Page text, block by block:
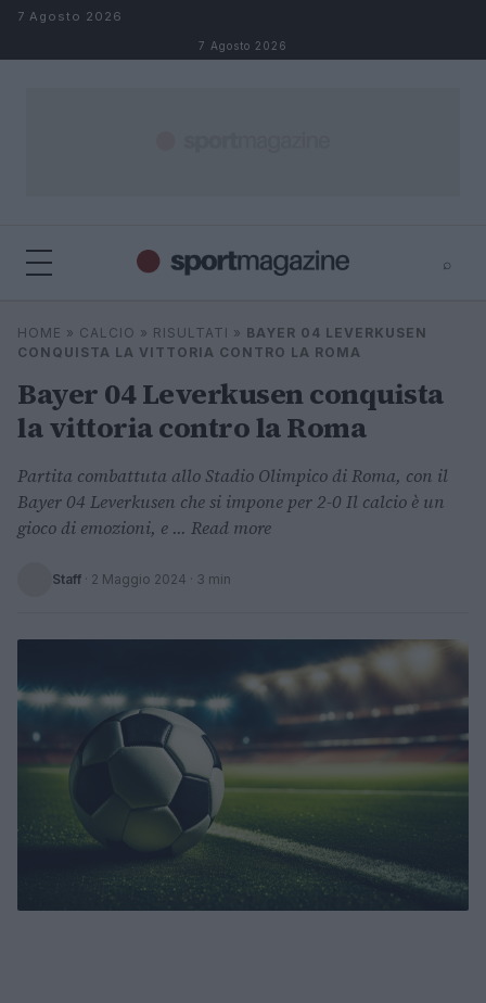
Salta al contenuto
7 Agosto 2026
7 Agosto 2026
⌕
Cerca
⌕
HOME » CALCIO » RISULTATI » BAYER 04 LEVERKUSEN
CONQUISTA LA VITTORIA CONTRO LA ROMA
Bayer 04 Leverkusen conquista
la vittoria contro la Roma
Partita combattuta allo Stadio Olimpico di Roma, con il
Bayer 04 Leverkusen che si impone per 2-0 Il calcio è un
gioco di emozioni, e ... Read more
Staff · 2 Maggio 2024 · 3 min